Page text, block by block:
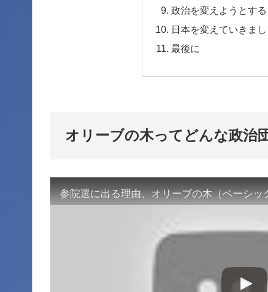
政治を変えようとす
日本を変えていきま
最後に
オリーブの木ってどんな政治